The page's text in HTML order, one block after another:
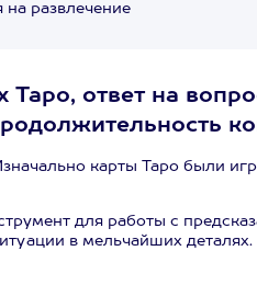
на развлечение
Таро, ответ на
карты Таро были
для работы с
в мельчайших